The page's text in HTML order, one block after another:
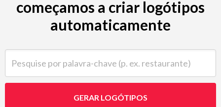
começamos a criar logótipos
automaticamente
GERAR LOGÓTIPOS